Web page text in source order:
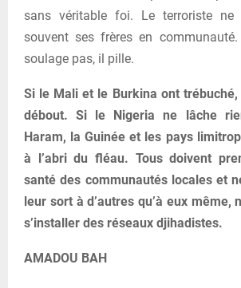
sans véritable foi. Le terroriste
souvent ses frères en
soulage pas, il pille.
Si le Mali et le Burkina ont trébuché,
débout. Si le Nigeria ne lâche
Haram, la Guinée et les pays
à l’abri du fléau. Tous doivent
santé des communautés locales et
leur sort à d’autres qu’à eux même,
s’installer des réseaux djihadistes.
AMADOU BAH